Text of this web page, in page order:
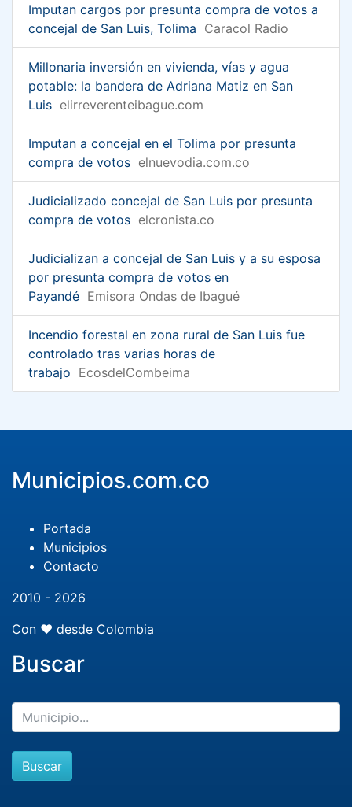
Imputan cargos por presunta compra de votos a
concejal de San Luis, Tolima Caracol Radio
Millonaria inversión en vivienda, vías y agua
potable: la bandera de Adriana Matiz en San
Luis elirreverenteibague.com
Imputan a concejal en el Tolima por presunta
compra de votos elnuevodia.com.co
Judicializado concejal de San Luis por presunta
compra de votos elcronista.co
Judicializan a concejal de San Luis y a su esposa
por presunta compra de votos en
Payandé Emisora Ondas de Ibagué
Incendio forestal en zona rural de San Luis fue
controlado tras varias horas de
trabajo EcosdelCombeima
Municipios.com.co
Portada
Municipios
Contacto
2010 - 2026
Con ❤️ desde Colombia
Buscar
Buscar